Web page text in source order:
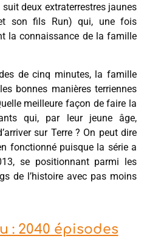
deux extraterrestres jaunes
son fils Run) qui, une fois
la connaissance de la famille
de cinq minutes, la famille
bonnes manières terriennes
meilleure façon de faire la
qui, par leur jeune âge,
sur Terre ? On peut dire
fonctionné puisque la série a
se positionnant parmi les
de l’histoire avec pas moins
: 2040 épisodes